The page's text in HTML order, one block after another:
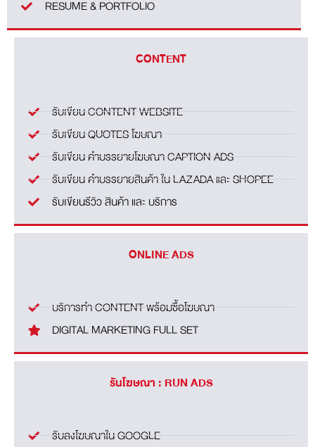
RESUME & PORTFOLIO
CONTENT
รับเขียน CONTENT WEBSITE
รับเขียน QUOTES โฆษณา
รับเขียน คำบรรยายโฆษณา CAPTION ADS
รับเขียน คำบรรยายสินค้า ใน LAZADA และ SHOPEE
รับเขียนรีวิว สินค้า และ บริการ
ONLINE ADS
บริการทำ CONTENT พร้อมซื้อโฆษณา
DIGITAL MARKETING FULL SET
รันโฆษณา : RUN ADS
รับลงโฆษณาใน GOOGLE